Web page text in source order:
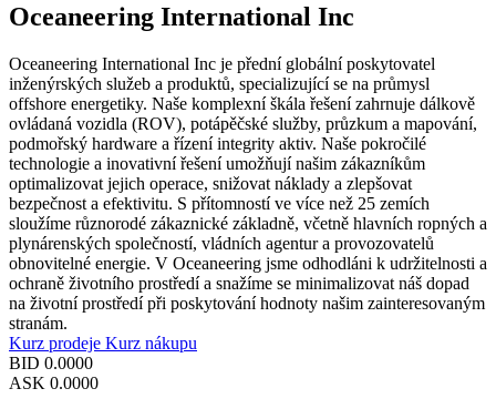
Oceaneering International Inc
Oceaneering International Inc je přední globální poskytovatel
inženýrských služeb a produktů, specializující se na průmysl
offshore energetiky. Naše komplexní škála řešení zahrnuje dálkově
ovládaná vozidla (ROV), potápěčské služby, průzkum a mapování,
podmořský hardware a řízení integrity aktiv. Naše pokročilé
technologie a inovativní řešení umožňují našim zákazníkům
optimalizovat jejich operace, snižovat náklady a zlepšovat
bezpečnost a efektivitu. S přítomností ve více než 25 zemích
sloužíme různorodé zákaznické základně, včetně hlavních ropných a
plynárenských společností, vládních agentur a provozovatelů
obnovitelné energie. V Oceaneering jsme odhodláni k udržitelnosti a
ochraně životního prostředí a snažíme se minimalizovat náš dopad
na životní prostředí při poskytování hodnoty našim zainteresovaným
stranám.
Kurz prodeje Kurz nákupu
BID 0.0000
ASK 0.0000